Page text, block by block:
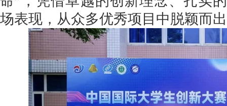
场表现，从众多优秀项目中脱颖而